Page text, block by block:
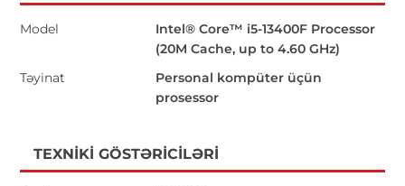
Model
Intel® Core™ i5-13400F Processor
(20M Cache, up to 4.60 GHz)
Təyinat
Personal kompüter üçün
prosessor
TEXNIKI GÖSTƏRICILƏRI